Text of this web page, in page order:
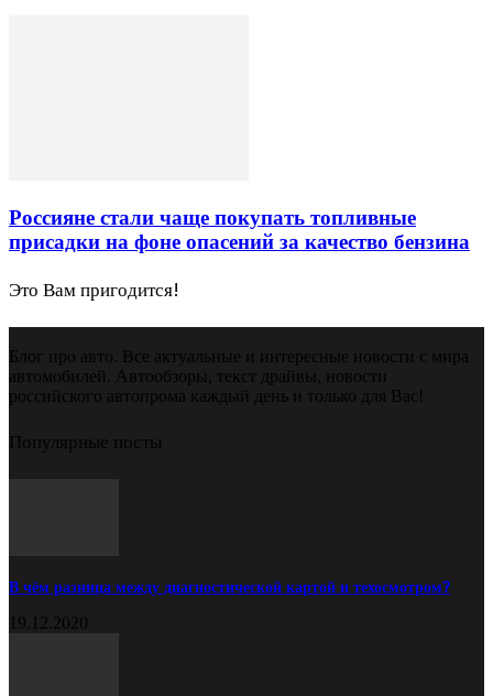
Россияне стали чаще покупать топливные
присадки на фоне опасений за качество бензина
Это Вам пригодится!
Блог про авто. Все актуальные и интересные новости с мира
автомобилей. Автообзоры, текст драйвы, новости
российского автопрома каждый день и только для Вас!
Популярные посты
В чём разница между диагностической картой и техосмотром?
19.12.2020